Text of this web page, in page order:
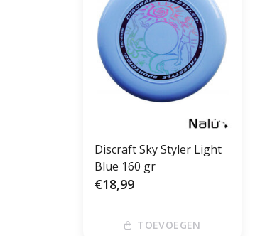
Discraft Sky Styler Light
Blue 160 gr
€18,99
TOEVOEGEN